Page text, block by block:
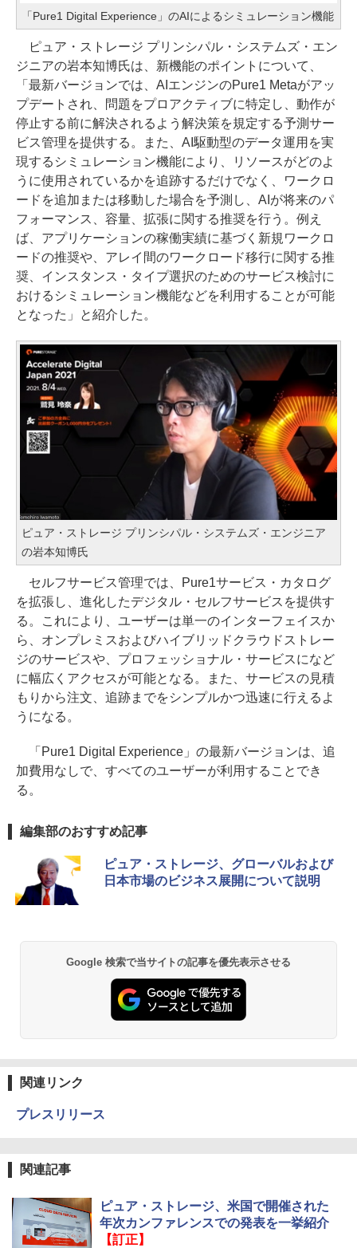
「Pure1 Digital Experience」のAIによるシミュレーション機能
ピュア・ストレージ プリンシパル・システムズ・エン
ジニアの岩本知博氏は、新機能のポイントについて、
「最新バージョンでは、AIエンジンのPure1 Metaがアッ
プデートされ、問題をプロアクティブに特定し、動作が
停止する前に解決されるよう解決策を規定する予測サー
ビス管理を提供する。また、AI駆動型のデータ運用を実
現するシミュレーション機能により、リソースがどのよ
うに使用されているかを追跡するだけでなく、ワークロ
ードを追加または移動した場合を予測し、AIが将来のパ
フォーマンス、容量、拡張に関する推奨を行う。例え
ば、アプリケーションの稼働実績に基づく新規ワークロ
ードの推奨や、アレイ間のワークロード移行に関する推
奨、インスタンス・タイプ選択のためのサービス検討に
おけるシミュレーション機能などを利用することが可能
となった」と紹介した。
ピュア・ストレージ プリンシパル・システムズ・エンジニア
の岩本知博氏
セルフサービス管理では、Pure1サービス・カタログ
を拡張し、進化したデジタル・セルフサービスを提供す
る。これにより、ユーザーは単一のインターフェイスか
ら、オンプレミスおよびハイブリッドクラウドストレー
ジのサービスや、プロフェッショナル・サービスになど
に幅広くアクセスが可能となる。また、サービスの見積
もりから注文、追跡までをシンプルかつ迅速に行えるよ
うになる。
「Pure1 Digital Experience」の最新バージョンは、追
加費用なしで、すべてのユーザーが利用することでき
る。
編集部のおすすめ記事
ピュア・ストレージ、グローバルおよび
日本市場のビジネス展開について説明
Google 検索で当サイトの記事を優先表示させる
関連リンク
プレスリリース
関連記事
ピュア・ストレージ、米国で開催された
年次カンファレンスでの発表を一挙紹介
【訂正】